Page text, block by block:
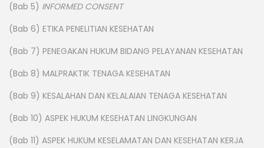
(Bab 5) INFORMED CONSENT
(Bab 6) ETIKA PENELITIAN KESEHATAN
(Bab 7) PENEGAKAN HUKUM BIDANG PELAYANAN KESEHATAN
(Bab 8) MALPRAKTIK TENAGA KESEHATAN
(Bab 9) KESALAHAN DAN KELALAIAN TENAGA KESEHATAN
(Bab 10) ASPEK HUKUM KESEHATAN LINGKUNGAN
(Bab 11) ASPEK HUKUM KESELAMATAN DAN KESEHATAN KERJA